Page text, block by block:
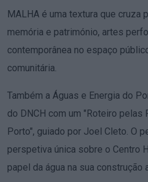
MALHA é uma textura que cruza
memória e património, artes
contemporânea no espaço
comunitária.
Também a Águas e Energia do
do DNCH com um "Roteiro
Porto", guiado por Joel Cleto. O
perspetiva única sobre o Centro
papel da água na sua